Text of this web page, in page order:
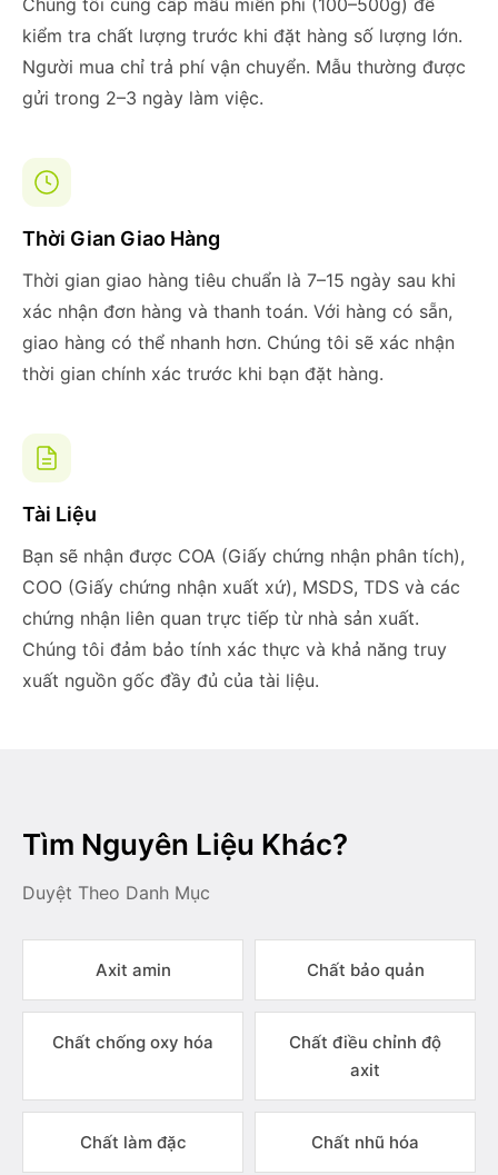
Chúng tôi cung cấp mẫu miễn phí (100–500g) để
kiểm tra chất lượng trước khi đặt hàng số lượng lớn.
Người mua chỉ trả phí vận chuyển. Mẫu thường được
gửi trong 2–3 ngày làm việc.
Thời Gian Giao Hàng
Thời gian giao hàng tiêu chuẩn là 7–15 ngày sau khi
xác nhận đơn hàng và thanh toán. Với hàng có sẵn,
giao hàng có thể nhanh hơn. Chúng tôi sẽ xác nhận
thời gian chính xác trước khi bạn đặt hàng.
Tài Liệu
Bạn sẽ nhận được COA (Giấy chứng nhận phân tích),
COO (Giấy chứng nhận xuất xứ), MSDS, TDS và các
chứng nhận liên quan trực tiếp từ nhà sản xuất.
Chúng tôi đảm bảo tính xác thực và khả năng truy
xuất nguồn gốc đầy đủ của tài liệu.
Tìm Nguyên Liệu Khác?
Duyệt Theo Danh Mục
Axit amin Chất bảo quản
Chất chống oxy hóa
Chất điều chỉnh độ
axit
Chất làm đặc Chất nhũ hóa